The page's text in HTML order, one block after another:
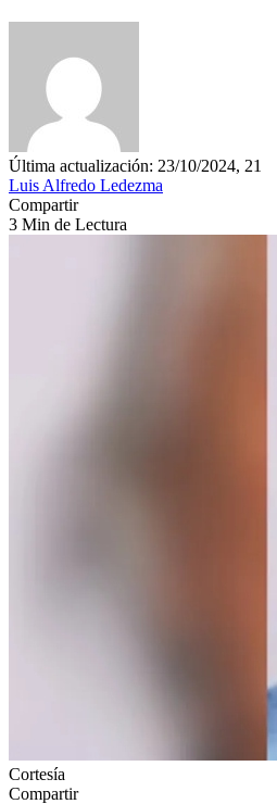
Última actualización: 23/10/2024, 21
Luis Alfredo Ledezma
Compartir
3 Min de Lectura
Cortesía
Compartir